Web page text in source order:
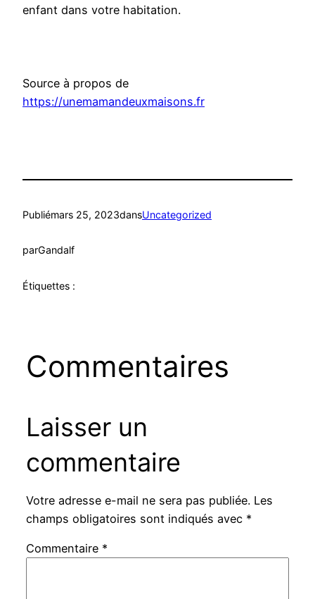
enfant dans votre habitation.
Source à propos de
https://unemamandeuxmaisons.fr
Publiémars 25, 2023dansUncategorized
parGandalf
Étiquettes :
Commentaires
Laisser un
commentaire
Votre adresse e-mail ne sera pas publiée. Les
champs obligatoires sont indiqués avec *
Commentaire *